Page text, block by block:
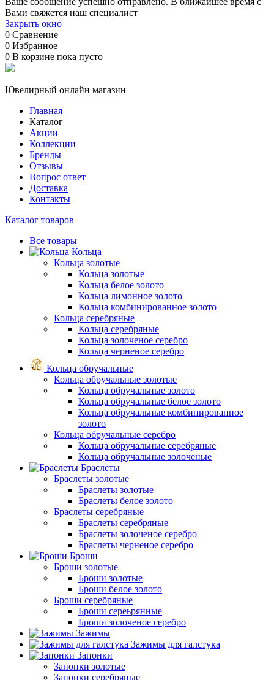
Вами свяжется наш специалист
Закрыть окно
0 Сравнение
0 Избранное
0 В корзине пока пусто
Ювелирный онлайн магазин
Главная
Каталог
Акции
Коллекции
Бренды
Отзывы
Вопрос ответ
Доставка
Контакты
Каталог товаров
Все товары
Кольца
Кольца золотые
Кольца золотые
Кольца белое золото
Кольца лимонное золото
Кольца комбинированное золото
Кольца серебряные
Кольца серебряные
Кольца золоченое серебро
Кольца черненое серебро
Кольца обручальные
Кольца обручальные золотые
Кольца обручальные золото
Кольца обручальные белое золото
Кольца обручальные комбинированное
золото
Кольца обручальные серебро
Кольца обручальные серебряные
Кольца обручальные золоченые
Браслеты
Браслеты золотые
Браслеты золотые
Браслеты белое золото
Браслеты серебряные
Браслеты cеребряные
Браслеты золоченое серебро
Браслеты черненое серебро
Броши
Броши золотые
Броши золотые
Броши белое золото
Броши серебряные
Броши сереьрянные
Броши золоченое серебро
Зажимы
Зажимы для галстука
Запонки
Запонки золотые
Запонки серебряные